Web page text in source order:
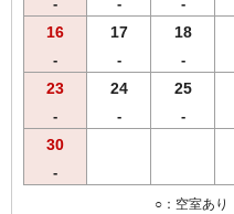
◆◆◆客室のご案内◆◆◆
●Wi-Fi・有線ＬＡＮ完備
●洗浄機付きトイレ完備
●枕元にUSBコンセント設置
●バゲージラック設置
●薄型液晶テレビ
◆◆◆貸出備品◆◆◆
- - -
16
-
17
-
18
-
23
-
24
-
25
-
30
-
○：空室あ